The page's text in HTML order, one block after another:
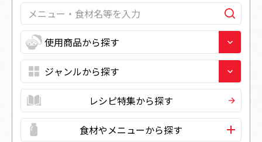
レシピ特集から探す
食材やメニューから探す